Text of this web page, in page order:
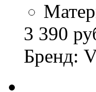
3 390
Бренд: